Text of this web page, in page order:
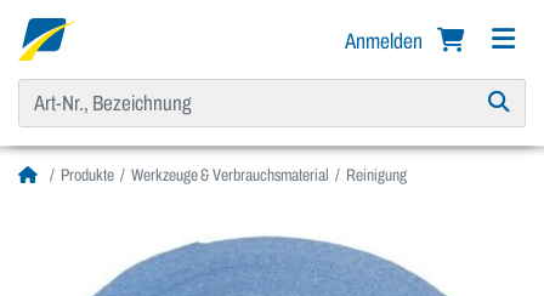
Anmelden
Produkte Werkzeuge & Verbrauchsmaterial Reinigung